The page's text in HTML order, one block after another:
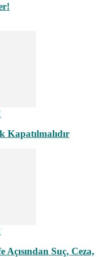
Kapatılmalıdır
Açısından Suç, Ceza,